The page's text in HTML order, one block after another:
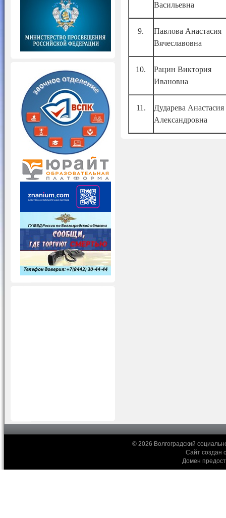
Васильевна
9.
Павлова Анастасия
Вячеславовна
10.
Рацин Виктория
Ивановна
11.
Дударева Анастасия
Александровна
© 2026 Волгоградский
Сайт создан
Домен